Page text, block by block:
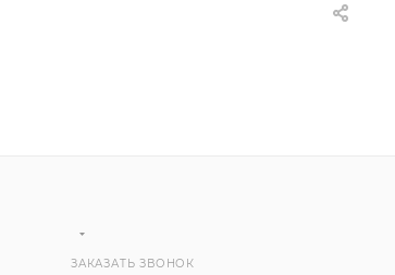
ЗАКАЗАТЬ ЗВОНОК